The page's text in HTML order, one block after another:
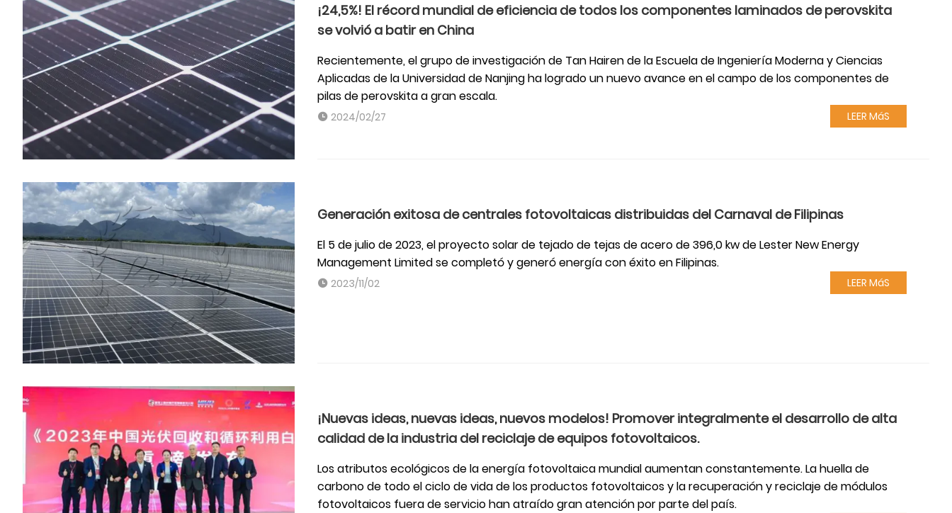
¡24,5%! El récord mundial de eficiencia de todos los componentes laminados de perovskita
se volvió a batir en China
Recientemente, el grupo de investigación de Tan Hairen de la Escuela de Ingeniería Moderna y Ciencias
Aplicadas de la Universidad de Nanjing ha logrado un nuevo avance en el campo de los componentes de
pilas de perovskita a gran escala.
2024/02/27 LEER MáS
Generación exitosa de centrales fotovoltaicas distribuidas del Carnaval de Filipinas
El 5 de julio de 2023, el proyecto solar de tejado de tejas de acero de 396,0 kw de Lester New Energy
Management Limited se completó y generó energía con éxito en Filipinas.
2023/11/02 LEER MáS
¡Nuevas ideas, nuevas ideas, nuevos modelos! Promover integralmente el desarrollo de alta
calidad de la industria del reciclaje de equipos fotovoltaicos.
Los atributos ecológicos de la energía fotovoltaica mundial aumentan constantemente. La huella de
carbono de todo el ciclo de vida de los productos fotovoltaicos y la recuperación y reciclaje de módulos
fotovoltaicos fuera de servicio han atraído gran atención por parte del país.